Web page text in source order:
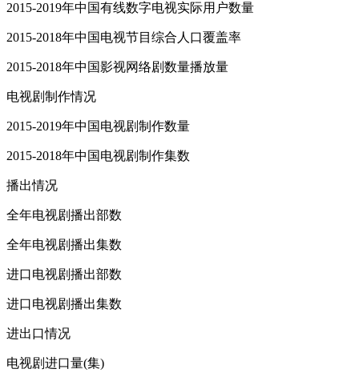
2015-2019年中国有线数字电视实际用户数量
2015-2018年中国电视节目综合人口覆盖率
2015-2018年中国影视网络剧数量播放量
电视剧制作情况
2015-2019年中国电视剧制作数量
2015-2018年中国电视剧制作集数
播出情况
全年电视剧播出部数
全年电视剧播出集数
进口电视剧播出部数
进口电视剧播出集数
进出口情况
电视剧进口量(集)